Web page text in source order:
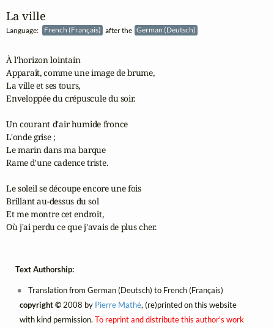
La ville
Language: French (Français) after the German (Deutsch)
À l'horizon lointain
Apparaît, comme une image de brume,
La ville et ses tours,
Enveloppée du crépuscule du soir.
Un courant d'air humide fronce
L'onde grise ;
Le marin dans ma barque
Rame d'une cadence triste.
Le soleil se découpe encore une fois
Brillant au-dessus du sol
Et me montre cet endroit,
Où j'ai perdu ce que j'avais de plus cher.
Text Authorship:
Translation from German (Deutsch) to French (Français)
copyright ©2008 by Pierre Mathé, (re)printed on this website
with kind permission. To reprint and distribute this author's work